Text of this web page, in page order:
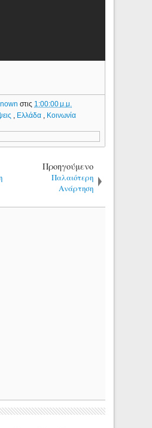
στις 1:00:00 μ.μ.
Ελλάδα Κοινωνία
Προηγούμενο
Παλαιότερη
Ανάρτηση